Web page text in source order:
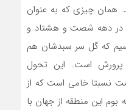
همان چیزی که به عنوان
در دهه شصت و هشتاد و
که گل سر سبدشان هم
پرورش است. این تحول
نسبتا خامی است که از
این منطقه از جهان با